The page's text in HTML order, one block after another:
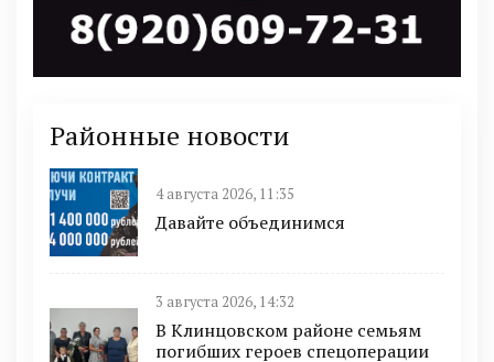
Районные новости
4 августа 2026, 11:35
Давайте объединимся
3 августа 2026, 14:32
В Клинцовском районе семьям
погибших героев спецоперации